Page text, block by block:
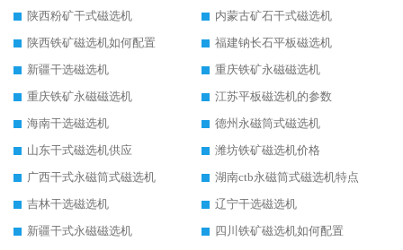
陕西粉矿干式磁选机
内蒙古矿石干式磁选机
陕西铁矿磁选机如何配置
福建钠长石平板磁选机
新疆干选磁选机
重庆铁矿永磁磁选机
重庆铁矿永磁磁选机
江苏平板磁选机的参数
海南干选磁选机
德州永磁筒式磁选机
山东干式磁选机供应
潍坊铁矿磁选机价格
广西干式永磁筒式磁选机
湖南ctb永磁筒式磁选机特点
吉林干选磁选机
辽宁干选磁选机
新疆干式永磁磁选机
四川铁矿磁选机如何配置